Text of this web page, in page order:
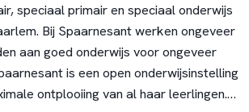
speciaal primair en speciaal onderwijs
Bij Spaarnesant werken ongeveer
aan goed onderwijs voor ongeveer
is een open onderwijsinstelling
ontplooiing van al haar leerlingen.